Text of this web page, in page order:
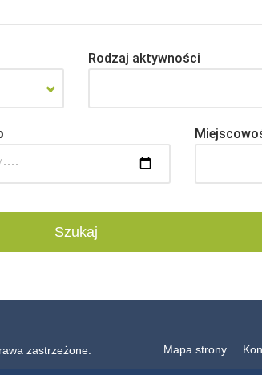
Rodzaj aktywności
zastrzeżone. Mapa strony